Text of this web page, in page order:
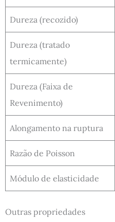
Dureza (recozido)
Dureza (tratado
termicamente)
Dureza (Faixa de
Revenimento)
Alongamento na ruptura
Razão de Poisson
Módulo de elasticidade
Outras propriedades